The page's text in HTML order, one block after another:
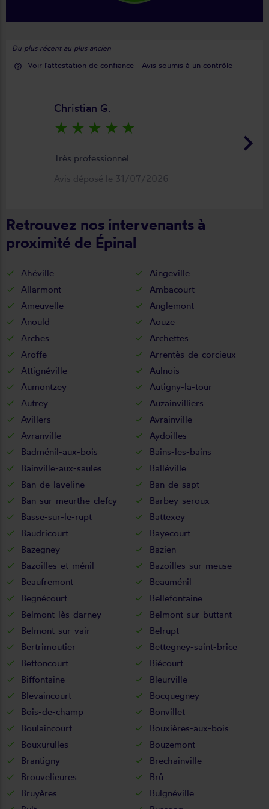
Du plus récent au plus ancien
help_outline Voir l'attestation de confiance - Avis soumis à un contrôle
keyboard_arrow_right
Christian G.
star_rate star_rate star_rate star_rate star_rate
Très professionnel
Avis déposé le 31/07/2026
Retrouvez nos intervenants à
proximité de Épinal
Ahéville
Aingeville
Allarmont
Ambacourt
Ameuvelle
Anglemont
Anould
Aouze
Arches
Archettes
Aroffe
Arrentès-de-corcieux
Attignéville
Aulnois
Aumontzey
Autigny-la-tour
Autrey
Auzainvilliers
Avillers
Avrainville
Avranville
Aydoilles
Badménil-aux-bois
Bains-les-bains
Bainville-aux-saules
Balléville
Ban-de-laveline
Ban-de-sapt
Ban-sur-meurthe-clefcy
Barbey-seroux
Basse-sur-le-rupt
Battexey
Baudricourt
Bayecourt
Bazegney
Bazien
Bazoilles-et-ménil
Bazoilles-sur-meuse
Beaufremont
Beauménil
Begnécourt
Bellefontaine
Belmont-lès-darney
Belmont-sur-buttant
Belmont-sur-vair
Belrupt
Bertrimoutier
Bettegney-saint-brice
Bettoncourt
Biécourt
Biffontaine
Bleurville
Blevaincourt
Bocquegney
Bois-de-champ
Bonvillet
Boulaincourt
Bouxières-aux-bois
Bouxurulles
Bouzemont
Brantigny
Brechainville
Brouvelieures
Brû
Bruyères
Bulgnéville